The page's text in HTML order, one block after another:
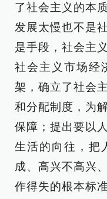
了社会主义的本
发展太慢也不是
是手段，社会主
社会主义市场经
架，确立了社会
和分配制度，为
保障；提出要以
生活的向往，把
成、高兴不高兴
作得失的根本标